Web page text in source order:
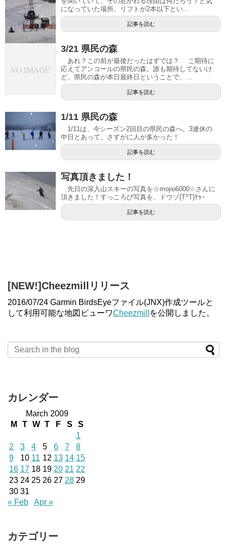
になっていた場所。リフトが2本以下とい...
記事を読む
3/21 県民の森
あれ？この前が最後だったはずでは？ ご期待に
応えてアンコールの県民の森。誰も期待してないけ
ど。県民の森が本日最終日ということで、...
記事を読む
1/11 県民の森
1/11は、今シーズン2回目の県民の森へ。3連休の
中日とあって、さすがに人が多かった！
記事を読む
写真頂きました！
先日の深入山スキーの写真を☆mojio6000☆さんに
頂きました！すっころび写真を、ドウゾ(T^T)ｸｩｰ
記事を読む
[NEW!]Cheezmillリリース
2016/07/24 Garmin BirdsEyeファイル(JNX)作成ツールと
して利用可能な地図ビューワCheezmill を公開しました。
カレンダー
March 2009
M
T W T F S
S
1
2
3 4 5 6 7
8
9
10 11 12 13 14 15
16 17 18 19 20 21 22
23 24 25 26 27 28 29
30 31
« Feb
Apr »
カテゴリー